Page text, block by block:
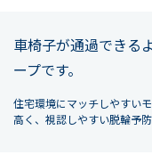
車椅子が通過できる
ープです。
住宅環境にマッチしやすい
高く、視認しやすい脱輪予